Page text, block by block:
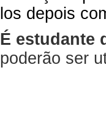
los depois
É estudante
poderão ser